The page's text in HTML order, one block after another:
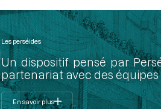
Les perséides
Un dispositif pensé par
partenariat avec des
En savoir plus